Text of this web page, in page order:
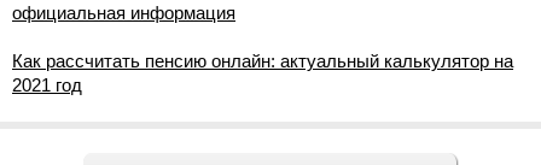
официальная информация
Как рассчитать пенсию онлайн: актуальный калькулятор на
2021 год